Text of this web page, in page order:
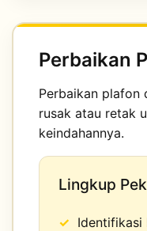
Perbaikan
Perbaikan plafon
rusak atau retak
keindahannya.
Lingkup
Identifikasi